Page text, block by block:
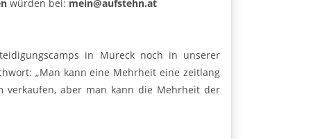
würden bei: mein@aufstehn.at
in Mureck noch in unserer
„Man kann eine Mehrheit eine zeitlang
aber man kann die Mehrheit der